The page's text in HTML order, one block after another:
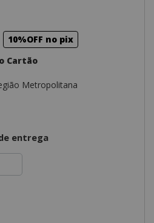
10%OFF no pix
Cartão
Metropolitana
entrega